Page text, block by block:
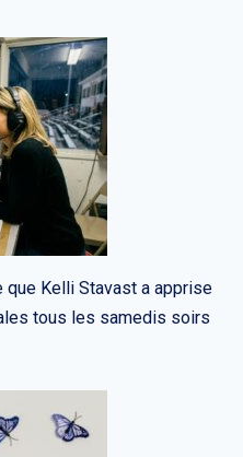
Kelli Stavast a apprise
tous les samedis soirs